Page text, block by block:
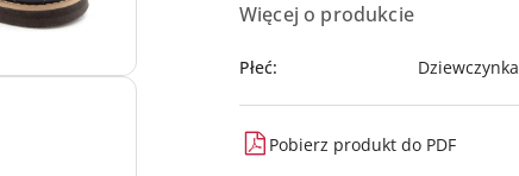
Więcej o produkcie
Płeć: Dziewczynka
Pobierz produkt do PDF